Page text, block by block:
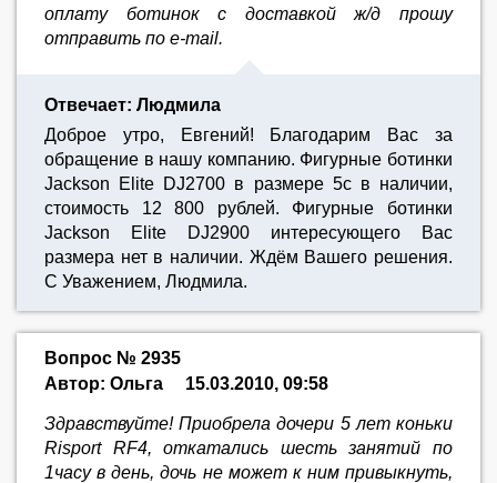
оплату ботинок с доставкой ж/д прошу
отправить по e-mail.
Отвечает: Людмила
Доброе утро, Евгений! Благодарим Вас за
обращение в нашу компанию. Фигурные ботинки
Jackson Elite DJ2700 в размере 5с в наличии,
стоимость 12 800 рублей. Фигурные ботинки
Jackson Elite DJ2900 интересующего Вас
размера нет в наличии. Ждём Вашего решения.
С Уважением, Людмила.
Вопрос № 2935
Автор: Ольга
15.03.2010, 09:58
Здравствуйте! Приобрела дочери 5 лет коньки
Risport RF4, откатались шесть занятий по
1часу в день, дочь не может к ним привыкнуть,